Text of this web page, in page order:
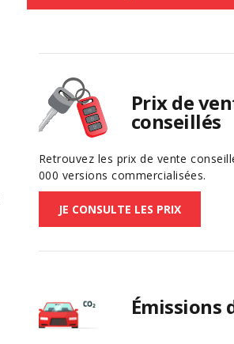
Prix de
conseillés
Retrouvez les prix de vente
000 versions commercialisées.
JE CONSULTE LES PRIX
Émissions